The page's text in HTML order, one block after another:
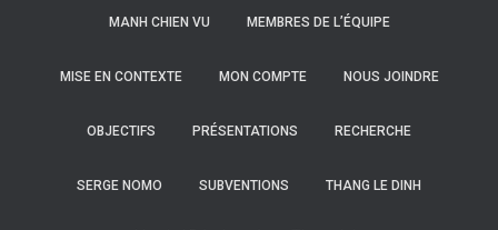
MANH CHIEN VU MEMBRES DE L’ÉQUIPE
MISE EN CONTEXTE MON COMPTE NOUS JOINDRE
OBJECTIFS PRÉSENTATIONS RECHERCHE
SERGE NOMO SUBVENTIONS THANG LE DINH